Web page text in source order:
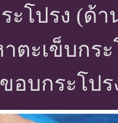
ะโปรง (ด้
ตะเข็บกร
อบกระโปร